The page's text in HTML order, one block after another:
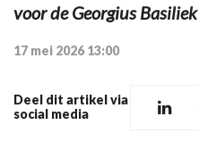
voor de Georgius
17 mei 2026 13:00
Deel dit artikel via
social media